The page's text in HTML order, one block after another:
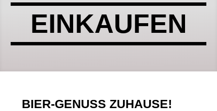
EINKAUFEN
BIER-GENUSS ZUHAUSE!